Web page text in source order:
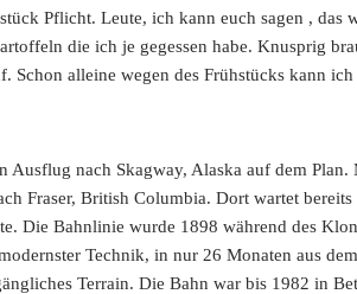
Pflicht. Leute, ich kann euch sagen , das
die ich je gegessen habe. Knusprig
Schon alleine wegen des Frühstücks kann
Ausflug nach Skagway, Alaska auf dem
Fraser, British Columbia. Dort wartet
Die Bahnlinie wurde 1898 während des
Technik, in nur 26 Monaten aus
Terrain. Die Bahn war bis 1982 in